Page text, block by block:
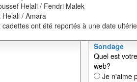
Helali / Fendri Malek
Helali / Amara
ont été reportés à une date
Sondage
Quel est
web?
Je n'aime